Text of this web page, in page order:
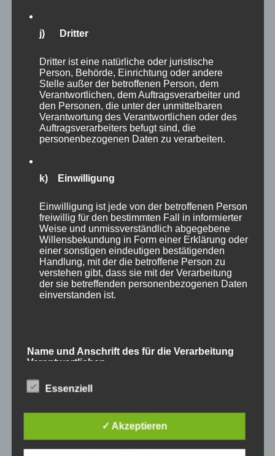
j) Dritter
Dritter ist eine natürliche oder juristische
Person, Behörde, Einrichtung oder andere
Stelle außer der betroffenen Person, dem
Verantwortlichen, dem Auftragsverarbeiter und
den Personen, die unter der unmittelbaren
Verantwortung des Verantwortlichen oder des
Auftragsverarbeiters befugt sind, die
personenbezogenen Daten zu verarbeiten.
k) Einwilligung
Einwilligung ist jede von der betroffenen Person
freiwillig für den bestimmten Fall in informierter
Weise und unmissverständlich abgegebene
Willensbekundung in Form einer Erklärung oder
einer sonstigen eindeutigen bestätigenden
Handlung, mit der die betroffene Person zu
verstehen gibt, dass sie mit der Verarbeitung
der sie betreffenden personenbezogenen Daten
einverstanden ist.
Name und Anschrift des für die Verarbeitung
Verantwortlichen
Verantwortlicher im Sinne der Datenschutz-
der Europäischen Union geltenden
Datenschutzgesetze und anderer Bestimmungen
mit datenschutzrechtlichem Charakter ist die:
Essenziell
✓ Akzeptieren